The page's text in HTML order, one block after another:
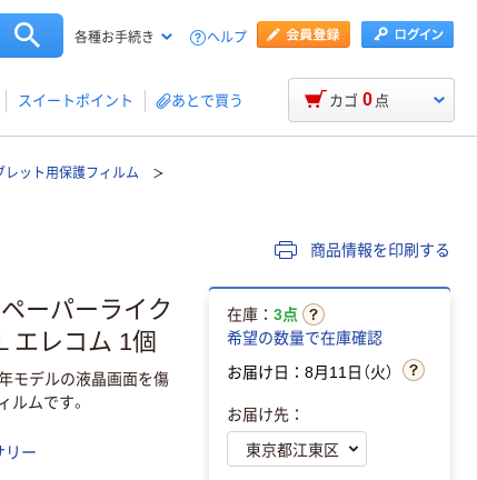
各種お手続き ヘルプ
スイートポイント あとで買う カゴ 0 点
レット用保護フィルム
商品情報を印刷する
ーパーライク
エレコム 1個
モデルの液晶画面を傷
ムです。
リー
在庫： 3点
希望の数量で在庫確認
お届け日：8月11日（火）
お届け先：